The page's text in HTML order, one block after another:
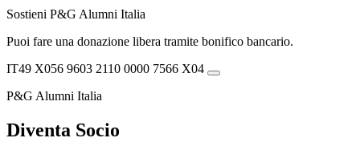
Sostieni P&G Alumni Italia
Puoi fare una donazione libera tramite bonifico bancario.
IT49 X056 9603 2110 0000 7566 X04
P&G Alumni Italia
Diventa Socio